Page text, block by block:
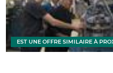
EST UNE OFFRE SIMILAIRE À